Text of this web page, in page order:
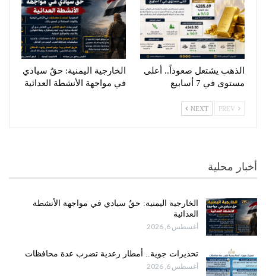
الذهب يشتعل صعوداً.. أعلى
مستوى في 7 أسابيع
الخارجية اليمنية: حقٌ سيادي
في مواجهة الأنشطة العدائية
NEXT
أخبار محلية
الخارجية اليمنية: حقٌ سيادي في مواجهة الأنشطة
العدائية
أغسطس 6, 2026
تحذيرات جوية.. أمطار رعدية تضرب عدة محافظات
أغسطس 6, 2026